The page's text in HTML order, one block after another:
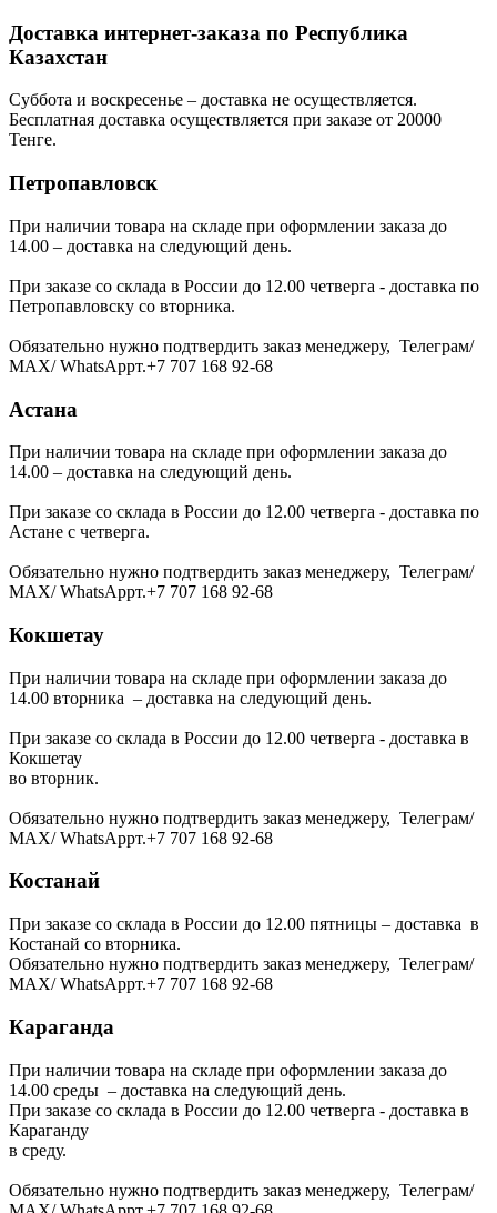
Доставка интернет-заказа по Республика
Казахстан
Суббота и воскресенье – доставка не осуществляется.
Бесплатная доставка осуществляется при заказе от 20000
Тенге.
Петропавловск
При наличии товара на складе при оформлении заказа до
14.00 – доставка на следующий день.
При заказе со склада в России до 12.00 четверга - доставка по
Петропавловску со вторника.
Обязательно нужно подтвердить заказ менеджеру, Телеграм/
МАХ/ WhatsAppт.+7 707 168 92-68
Астана
При наличии товара на складе при оформлении заказа до
14.00 – доставка на следующий день.
При заказе со склада в России до 12.00 четверга - доставка по
Астане с четверга.
Обязательно нужно подтвердить заказ менеджеру, Телеграм/
МАХ/ WhatsAppт.+7 707 168 92-68
Кокшетау
При наличии товара на складе при оформлении заказа до
14.00 вторника – доставка на следующий день.
При заказе со склада в России до 12.00 четверга - доставка в
Кокшетау
во вторник.
Обязательно нужно подтвердить заказ менеджеру, Телеграм/
МАХ/ WhatsAppт.+7 707 168 92-68
Костанай
При заказе со склада в России до 12.00 пятницы – доставка в
Костанай со вторника.
Обязательно нужно подтвердить заказ менеджеру, Телеграм/
МАХ/ WhatsAppт.+7 707 168 92-68
Караганда
При наличии товара на складе при оформлении заказа до
14.00 среды – доставка на следующий день.
При заказе со склада в России до 12.00 четверга - доставка в
Караганду
в среду.
Обязательно нужно подтвердить заказ менеджеру, Телеграм/